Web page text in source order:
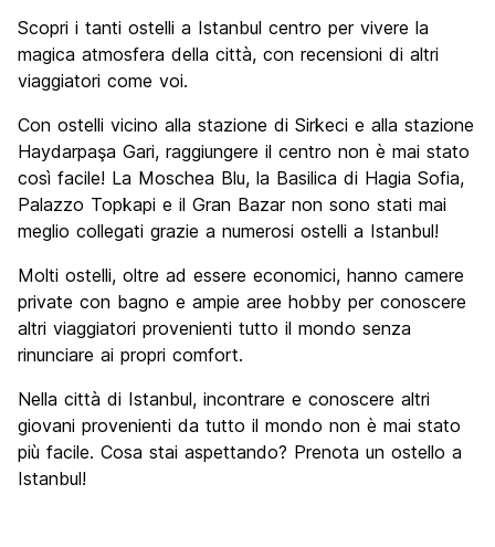
Qualita' Prezzo
8.6
Scopri i tanti ostelli a Istanbul centro per vivere la
magica atmosfera della città, con recensioni di altri
viaggiatori come voi.
Con ostelli vicino alla stazione di Sirkeci e alla stazione
Haydarpaşa Gari, raggiungere il centro non è mai stato
così facile! La Moschea Blu, la Basilica di Hagia Sofia,
Palazzo Topkapi e il Gran Bazar non sono stati mai
meglio collegati grazie a numerosi ostelli a Istanbul!
Molti ostelli, oltre ad essere economici, hanno camere
private con bagno e ampie aree hobby per conoscere
altri viaggiatori provenienti tutto il mondo senza
rinunciare ai propri comfort.
Nella città di Istanbul, incontrare e conoscere altri
giovani provenienti da tutto il mondo non è mai stato
più facile. Cosa stai aspettando? Prenota un ostello a
Istanbul!